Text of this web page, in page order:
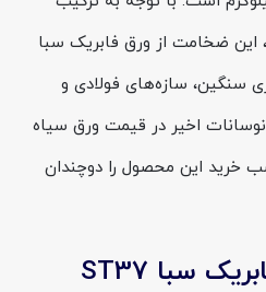
ضخامت از ورق فابریک سبا
سنگین، سازه‌های فولادی و
اخیر در قیمت ورق سیاه
خرید این محصول را دوچندان
قیمت ورق سیاه فابریک سبا ST37